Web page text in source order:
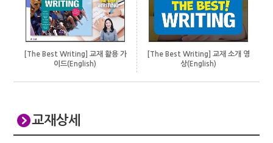
[The Best Writing] 교재 활용 가
이드(English)
[The Best Writing] 교재 소개 영
상(English)
교재상세